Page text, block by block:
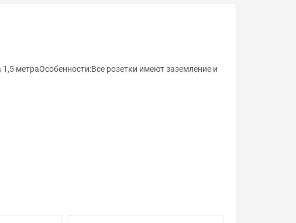
метраОсобенности:Все розетки имеют заземление и
наличие и стоимость оборудования
на него заказа.